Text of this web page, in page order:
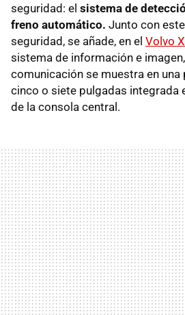
seguridad: el sistema de
freno automático. Junto con
seguridad, se añade, en el Volvo
sistema de información e
comunicación se muestra en una
cinco o siete pulgadas integrada
de la consola central.